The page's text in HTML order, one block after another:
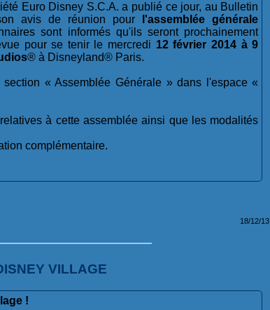
Euro Disney S.C.A. a publié ce jour, au Bulletin
avis de réunion pour
l'assemblée générale
sont informés qu'ils seront prochainement
pour se tenir le mercredi 12 février 2014 à 9
® à Disneyland® Paris.
« Assemblée Générale » dans l'espace «
à cette assemblée ainsi que les modalités
complémentaire.
18/12/13
VILLAGE
!